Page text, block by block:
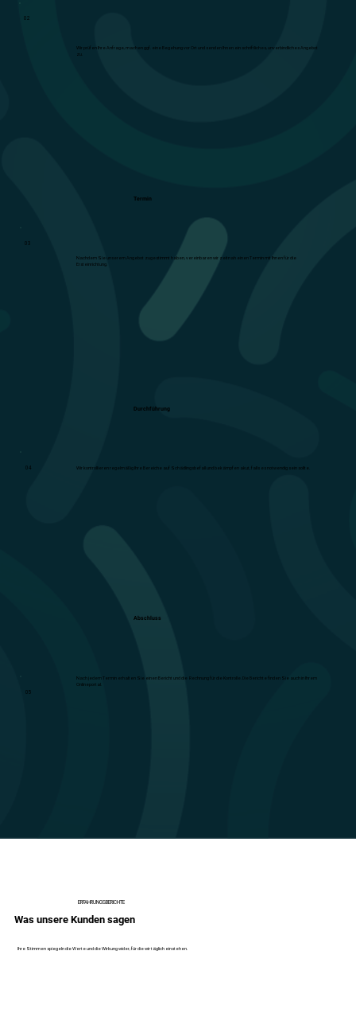
02
03
04
05
Wir prüfen Ihre Anfrage, machen ggf. eine Begehung vor Ort und senden Ihnen ein schriftliches, unverbindliches Angebot
zu.
Termin
Nachdem Sie unserem Angebot zugestimmt haben, vereinbaren wir zeitnah einen Termin mit Ihnen für die
Ersteinrichtung.
Durchführung
Wir kontrollieren regelmäßig Ihre Bereiche auf Schädlingsbefall und bekämpfen akut, falls es notwendig sein sollte.
Abschluss
Nach jedem Termin erhalten Sie einen Bericht und die Rechnung für die Kontrolle. Die Berichte finden Sie auch in Ihrem
Onlineportal.
ERFAHRUNGSBERICHTE
Was unsere Kunden sagen
Ihre Stimmen spiegeln die Werte und die Wirkung wider, für die wir täglich einstehen.